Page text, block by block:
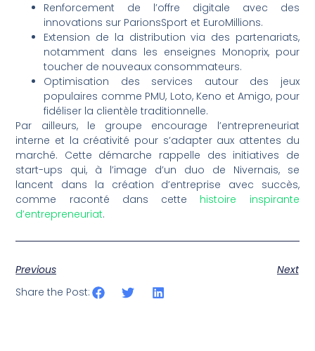
Renforcement de l’offre digitale avec des
innovations sur ParionsSport et EuroMillions.
Extension de la distribution via des partenariats,
notamment dans les enseignes Monoprix, pour
toucher de nouveaux consommateurs.
Optimisation des services autour des jeux
populaires comme PMU, Loto, Keno et Amigo, pour
fidéliser la clientèle traditionnelle.
Par ailleurs, le groupe encourage l’entrepreneuriat
interne et la créativité pour s’adapter aux attentes du
marché. Cette démarche rappelle des initiatives de
start-ups qui, à l’image d’un duo de Nivernais, se
lancent dans la création d’entreprise avec succès,
comme raconté dans cette histoire inspirante
d’entrepreneuriat.
Previous
Next
Share the Post: